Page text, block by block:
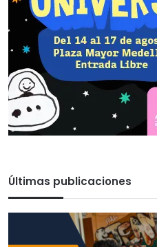
Últimas publicaciones